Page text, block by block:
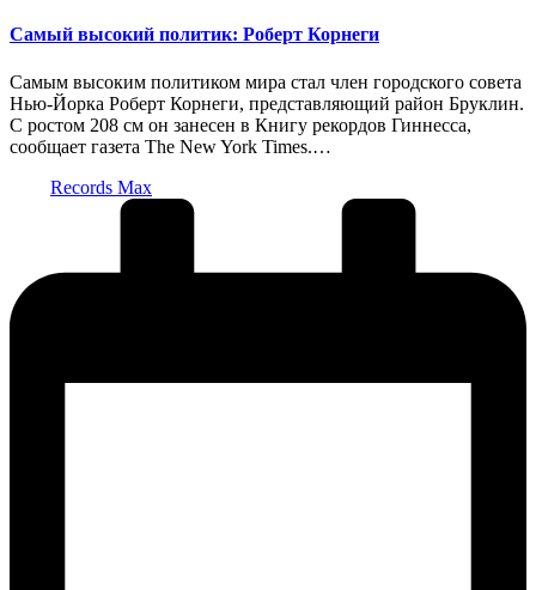
Cамый высокий политик: Роберт Корнеги
Самым высоким политиком мира стал член городского совета
Нью-Йорка Роберт Корнеги, представляющий район Бруклин.
С ростом 208 см он занесен в Книгу рекордов Гиннесса,
сообщает газета The New York Times.…
Records Max